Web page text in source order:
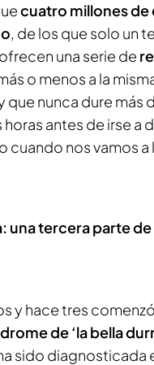
cuatro millones de
, de los que solo un
una serie de
o menos a la
que nunca dure más
antes de irse a
cuando nos vamos a
una tercera parte
y hace tres
de ‘la bella
sido diagnosticada